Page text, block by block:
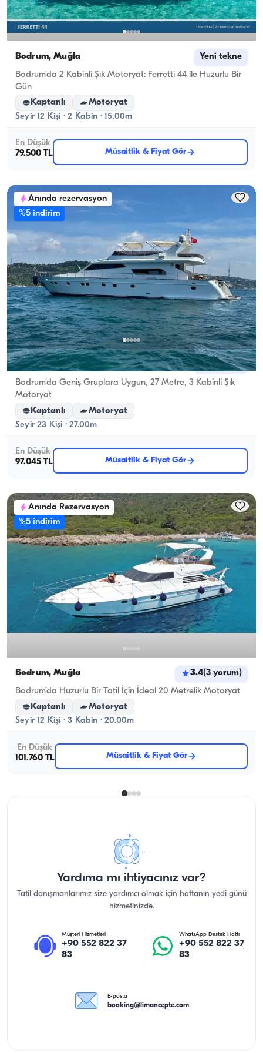
Bodrum, Muğla Yeni tekne
Bodrum’da 2 Kabinli Şık Motoryat: Ferretti 44 ile Huzurlu Bir
Gün
Kaptanlı
Motoryat
Seyir 12 Kişi · 2 Kabin · 15.00m
En Düşük
79.500 TL
Müsaitlik & Fiyat Gör
Anında rezervasyon
%5 indirim
Bodrum, Muğla Yeni tekne
Bodrum'da Geniş Gruplara Uygun, 27 Metre, 3 Kabinli Şık
Motoryat
Kaptanlı
Motoryat
Seyir 23 Kişi · 27.00m
En Düşük
97.045 TL
Müsaitlik & Fiyat Gör
Anında Rezervasyon
%5 indirim
Bodrum, Muğla 3.4(3 yorum)
Bodrum’da Huzurlu Bir Tatil İçin İdeal 20 Metrelik Motoryat
Kaptanlı
Motoryat
Seyir 12 Kişi · 3 Kabin · 20.00m
En Düşük
101.760 TL
Müsaitlik & Fiyat Gör
Yardıma mı ihtiyacınız var?
Tatil danışmanlarımız size yardımcı olmak için haftanın yedi günü
hizmetinizde.
Müşteri Hizmetleri
+90 552 822 37
83
WhatsApp Destek Hattı
+90 552 822 37
83
E-posta
booking@limancepte.com